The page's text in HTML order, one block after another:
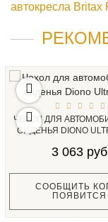
автокресла Britax
ЧЕХОЛ ДЛЯ
СИДЕНЬЯ DIONO
3 063 руб
СООБЩИТЬ
ПОЯВИТСЯ